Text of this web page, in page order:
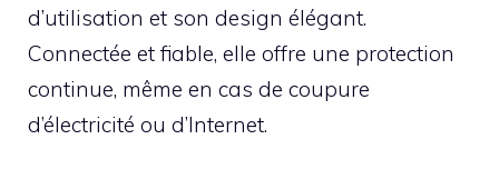
d’utilisation et son design élégant.
Connectée et fiable, elle offre une protection
continue, même en cas de coupure
d’électricité ou d’Internet.